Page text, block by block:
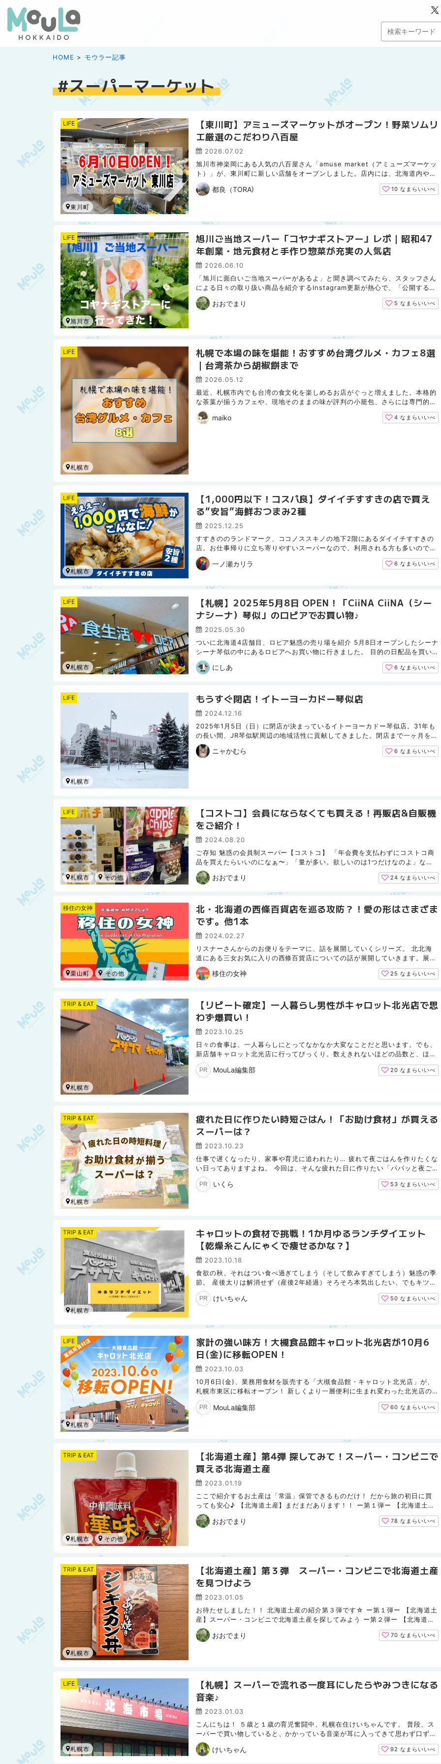
HOME モウラー記事
スーパーマーケット
【東川町】アミューズマーケットがオープン！野菜ソムリ
エ厳選のこだわり八百屋
2026.07.02
旭川市神楽岡にある人気の八百屋さん「amuse market（アミューズマーケッ
ト）」が、東川町に新しい店舗をオープンしました。店内には、北海道内や近
郊で採れた新鮮な野菜や材料や製法にこだわった加工品などが並...
都良（TORA) 10なまらいいべ
LIFE
東川町
旭川ご当地スーパー「コヤナギストアー」レポ｜昭和47
年創業・地元食材と手作り惣菜が充実の人気店
2026.06.10
「旭川に面白いご当地スーパーがあるよ」と聞き調べてみたら、スタッフさん
による日々の取り扱い商品を紹介するInstagram更新が熱心で、「公開する前
に売り切れてしまいました」などの気になるワードを含む情報が...
おおでまり 5なまらいいべ
LIFE
旭川市
札幌で本場の味を堪能！おすすめ台湾グルメ・カフェ8選
｜台湾茶から胡椒餅まで
2026.05.12
最近、札幌市内でも台湾の食文化を楽しめるお店がぐっと増えました。本格的
な茶葉が揃うカフェや、現地そのままの味が評判の小籠包、さらには専門的な
食材店まで、そのジャンルは幅広いです。 「旅行にはなかなか...
maiko 4なまらいいべ
LIFE
札幌市
【1,000円以下！コスパ良】ダイイチすすきの店で買え
る”安旨”海鮮おつまみ2種
2025.12.25
すすきののランドマーク、ココノススキノの地下2階にあるダイイチすすきの
店。お仕事帰りに立ち寄りやすいスーパーなので、利用される方も多いのでは
ないでしょうか。また、観光・出張で訪れた方にとっても充実し...
一ノ瀬カリラ 6なまらいいべ
LIFE
札幌市
【札幌】2025年5月8日 OPEN！「CiiNA CiiNA（シー
ナシーナ）琴似」のロピアでお買い物♪
2025.05.30
ついに北海道4店舗目、ロピア魅惑の売り場を紹介 5月8日オープンしたシーナ
シーナ琴似の中にあるロピアへお買い物に行きました。 目的の日配品を買い
に立ち寄った私が、あれやこれやと目移りしてしまった売り場を...
にしあ 6なまらいいべ
LIFE
札幌市
もうすぐ閉店！イトーヨーカドー琴似店
2024.12.16
2025年1月5日（日）に閉店が決まっているイトーヨーカドー琴似店。31年も
の長い間、JR琴似駅周辺の地域活性に貢献してきました。閉店まで一ヶ月を切
った12月中頃、現在の店内はどうなっているか取材してみました...
ニャかむら 6なまらいいべ
LIFE
札幌市
【コストコ】会員にならなくても買える！再販店&自販機
をご紹介！
2024.08.20
ご存知 魅惑の会員制スーパー【コストコ】 「年会費を支払わずにコストコ商
品を買えたらいいのになぁ〜」「量が多い。欲しいのは1つだけなのよ」など
と思っている方は、再販店や自販機を利用してみませんか？ コ...
おおでまり 24なまらいいべ
LIFE
札幌市
北・北海道の西條百貨店を巡る攻防？！愛の形はさまざま
です。他1本
2024.02.27
リスナーさんからのお便りをテーマに、話を展開していくシリーズ。 北北海
道にある三女お気に入りの西條百貨店についての話が展開していきます。展開
というか暴走というか。。 また後半は、以前西條の魅力につい...
移住の女神 25なまらいいべ
移住の女神
栗山町
【リピート確定】一人暮らし男性がキャロット北光店で思
わず爆買い！
2023.10.25
日々の食事は、一人暮らしにとってなかなか大変なことだと思います。でも、
新店舗キャロット北光店に行ってびっくり。数えきれないほどの品数と、ほと
んどが簡単調理で食べられることができるものばかりで、つい...
PR MouLa編集部 20なまらいいべ
TRIP & EAT
札幌市
疲れた日に作りたい時短ごはん！「お助け食材」が買える
スーパーは？
2023.10.23
仕事で遅くなったり、家事や育児に追われたり… 疲れて夜ごはんを作りたくな
い日ってありますよね。 今回は、そんな疲れた日に作りたい「パパッと夜ご
はん」を紹介します。 お助け食材をストックしておけば、気力...
PR いくら 53なまらいいべ
TRIP & EAT
札幌市
キャロットの食材で挑戦！1か月ゆるランチダイエット
【乾燥糸こんにゃくで痩せるかな？】
2023.10.18
食欲の秋、それはつい食べ過ぎてしまう（そして飲みすぎてしまう）魅惑の季
節。 産後太りは解消せず（産後2年経過）そろそろ本気出したい、でもキツイ
ことしたくない、でも痩せたい… というワガママな思いが堂々...
PR けいちゃん 50なまらいいべ
TRIP & EAT
札幌市
家計の強い味方！大槻食品館キャロット北光店が10月6
日(金)に移転OPEN！
2023.10.03
10月6日(金)、業務用食材を販売する「大槻食品館・キャロット北光店」が、
札幌市東区に移転オープン！ 新しくより一層便利に生まれ変わった北光店の
特大セール情報と、ここだけのお得なクーポンをお届けします。 ...
PR MouLa編集部 60なまらいいべ
LIFE
札幌市
【北海道土産】第4弾 探してみて！スーパー・コンビニで
買える北海道土産
2023.01.19
ここで紹介するお土産は「常温」保管できるものだけ！ だから旅の初日に買
っても安心♪ 【北海道土産】まだまだあります！！ ー第１弾ー 【北海道土
産】スーパー・コンビニで北海道土産を探してみよう ー第２弾ー ...
おおでまり 78なまらいいべ
TRIP & EAT
札幌市
【北海道土産】第３弾 スーパー・コンビニで北海道土産
を見つけよう
2023.01.05
お待たせしました！！ 北海道土産の紹介第３弾です☆ ー第１弾ー 【北海道土
産】スーパー・コンビニで北海道土産を探してみよう ー第２弾ー 【北海道土
産】第２弾！スーパー・コンビニは北海道土産の宝庫 第１弾、...
おおでまり 70なまらいいべ
TRIP & EAT
札幌市
【札幌】スーパーで流れる一度耳にしたらやみつきになる
音楽♪
2023.01.03
こんにちは！ ５歳と１歳の育児奮闘中、札幌在住けいちゃんです。 普段、ス
ーパーで買い物していると、かかっている音楽が耳に入ってきて思わず口ずさ
むこと、ありませんか？ 私はマスクの下で小声でよく歌ってい...
けいちゃん 92なまらいいべ
LIFE
札幌市